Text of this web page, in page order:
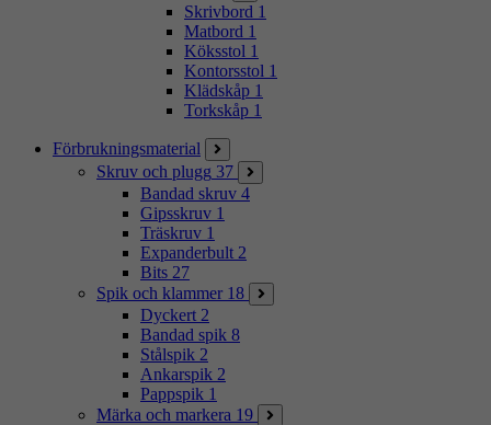
Skrivbord 1
Matbord 1
Köksstol 1
Kontorsstol 1
Klädskåp 1
Torkskåp 1
Förbrukningsmaterial
Skruv och plugg 37
Bandad skruv 4
Gipsskruv 1
Träskruv 1
Expanderbult 2
Bits 27
Spik och klammer 18
Dyckert 2
Bandad spik 8
Stålspik 2
Ankarspik 2
Pappspik 1
Märka och markera 19